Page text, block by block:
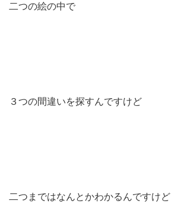
二つの絵の中で
３つの間違いを探すんですけど
二つまではなんとかわかるんですけど